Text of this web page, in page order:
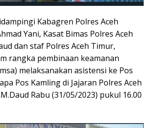
Kabagren Polres Aceh
Yani, Kasat Bimas Polres Aceh
dan staf Polres Aceh Timur,
rangka pembinaan keamanan
melaksanakan asistensi ke Pos
Pos Kamling di Jajaran Polres Aceh
Rabu (31/05/2023) pukul 16.00